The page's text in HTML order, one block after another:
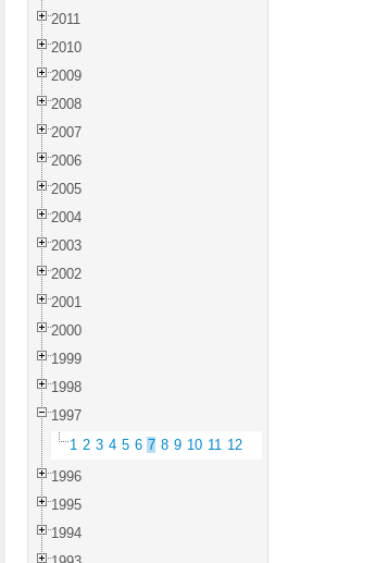
2011
2010
2009
2008
2007
2006
2005
2004
2003
2002
2001
2000
1999
1998
1997
1 2 3 4 5 6 7 8 9 10 11 12
1996
1995
1994